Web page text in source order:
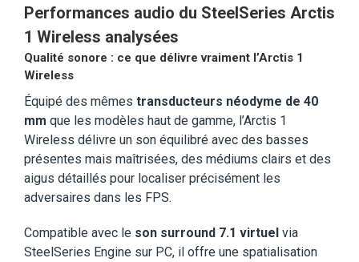
Performances audio du SteelSeries Arctis
1 Wireless analysées
Qualité sonore : ce que délivre vraiment l’Arctis 1
Wireless
Équipé des mêmes transducteurs néodyme de 40
mm que les modèles haut de gamme, l’Arctis 1
Wireless délivre un son équilibré avec des basses
présentes mais maîtrisées, des médiums clairs et des
aigus détaillés pour localiser précisément les
adversaires dans les FPS.
Compatible avec le son surround 7.1 virtuel via
SteelSeries Engine sur PC, il offre une spatialisation